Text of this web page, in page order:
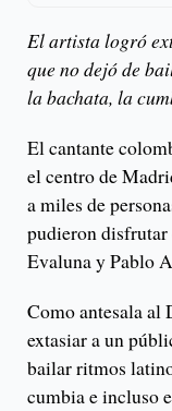
El artista logró
que no dejó de
la bachata, la
El cantante
el centro de
a miles de
pudieron disfrutar
Evaluna y Pablo
Como antesala al
extasiar a un
bailar ritmos
cumbia e incluso